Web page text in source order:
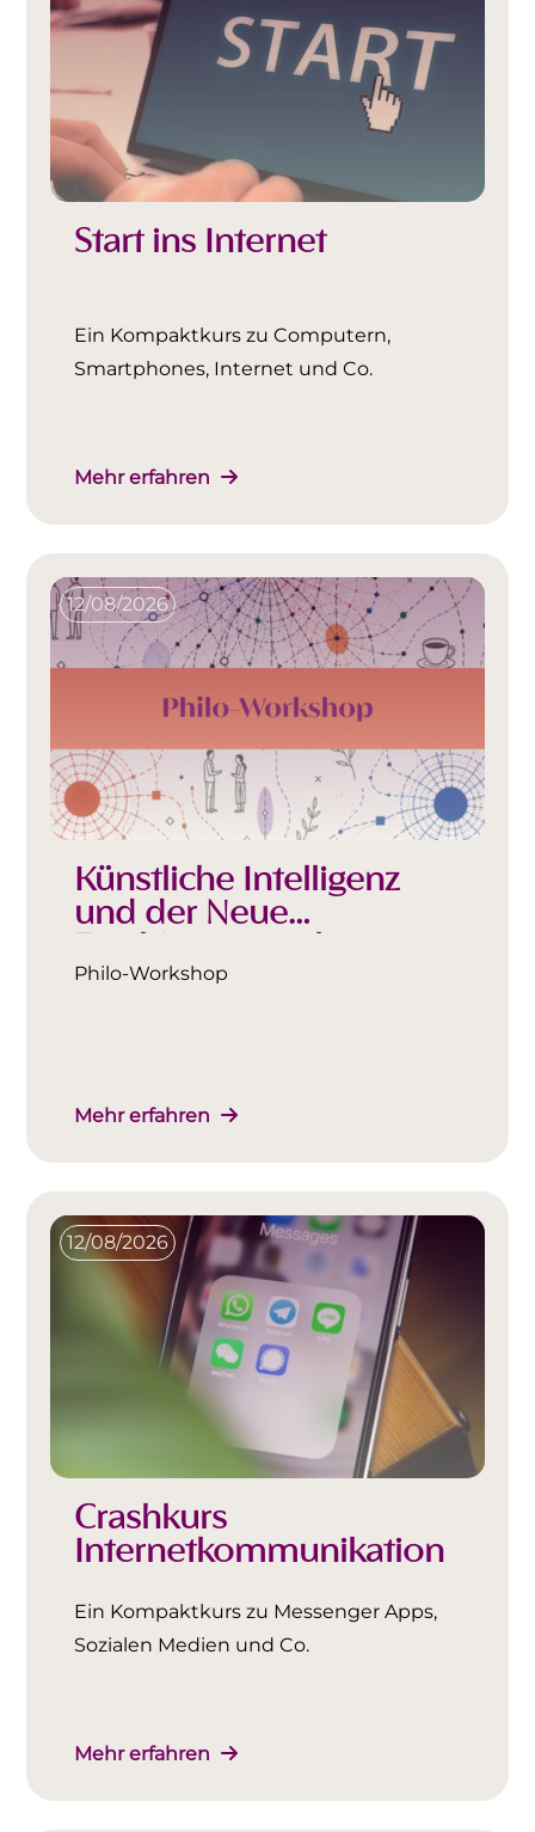
Start ins Internet
Ein Kompaktkurs zu Computern,
Smartphones, Internet und Co.
Mehr erfahren
12/08/2026
Künstliche Intelligenz
und der Neue
Faschismus nach
Mühlhoff
Philo-Workshop
Mehr erfahren
12/08/2026
Crashkurs
Internetkommunikation
Ein Kompaktkurs zu Messenger Apps,
Sozialen Medien und Co.
Mehr erfahren